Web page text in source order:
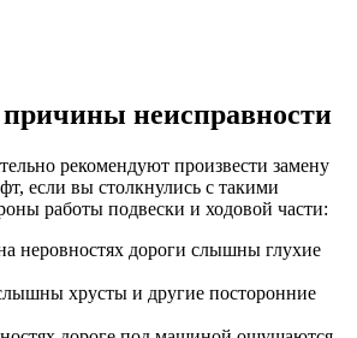
неисправности
рекомендуют произвести замену
если вы столкнулись с такими
работы подвески и ходовой части:
неровностях дороги слышны глухие
хрусты и другие посторонние